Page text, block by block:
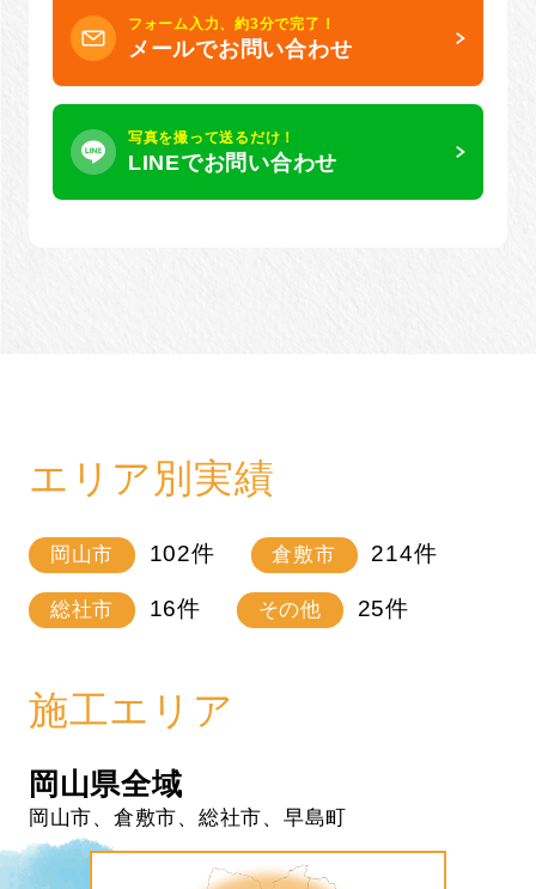
フォーム入力、約3分で完了！
メールでお問い合わせ
写真を撮って送るだけ！
LINEでお問い合わせ
エリア別実績
岡山市 102件 倉敷市 214件
総社市 16件 その他 25件
施工エリア
岡山県全域
岡山市、倉敷市、総社市、早島町